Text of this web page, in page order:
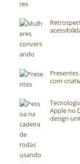
Presentes
com
Apple no
design